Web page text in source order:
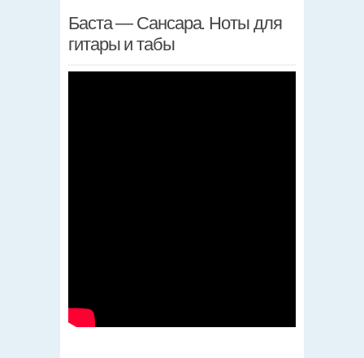
Баста — Сансара. Ноты для
гитары и табы